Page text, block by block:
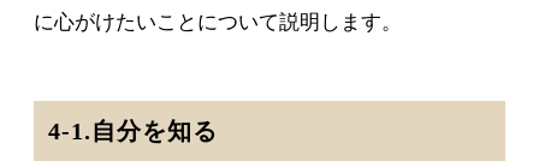
に心がけたいことについて説明します。
4-1.自分を知る